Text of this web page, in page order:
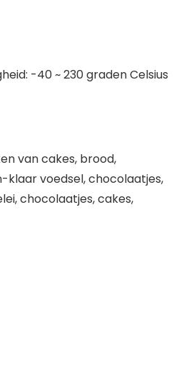
-40 ~ 230 graden Celsius
van cakes, brood,
klaar voedsel, chocolaatjes,
chocolaatjes, cakes,